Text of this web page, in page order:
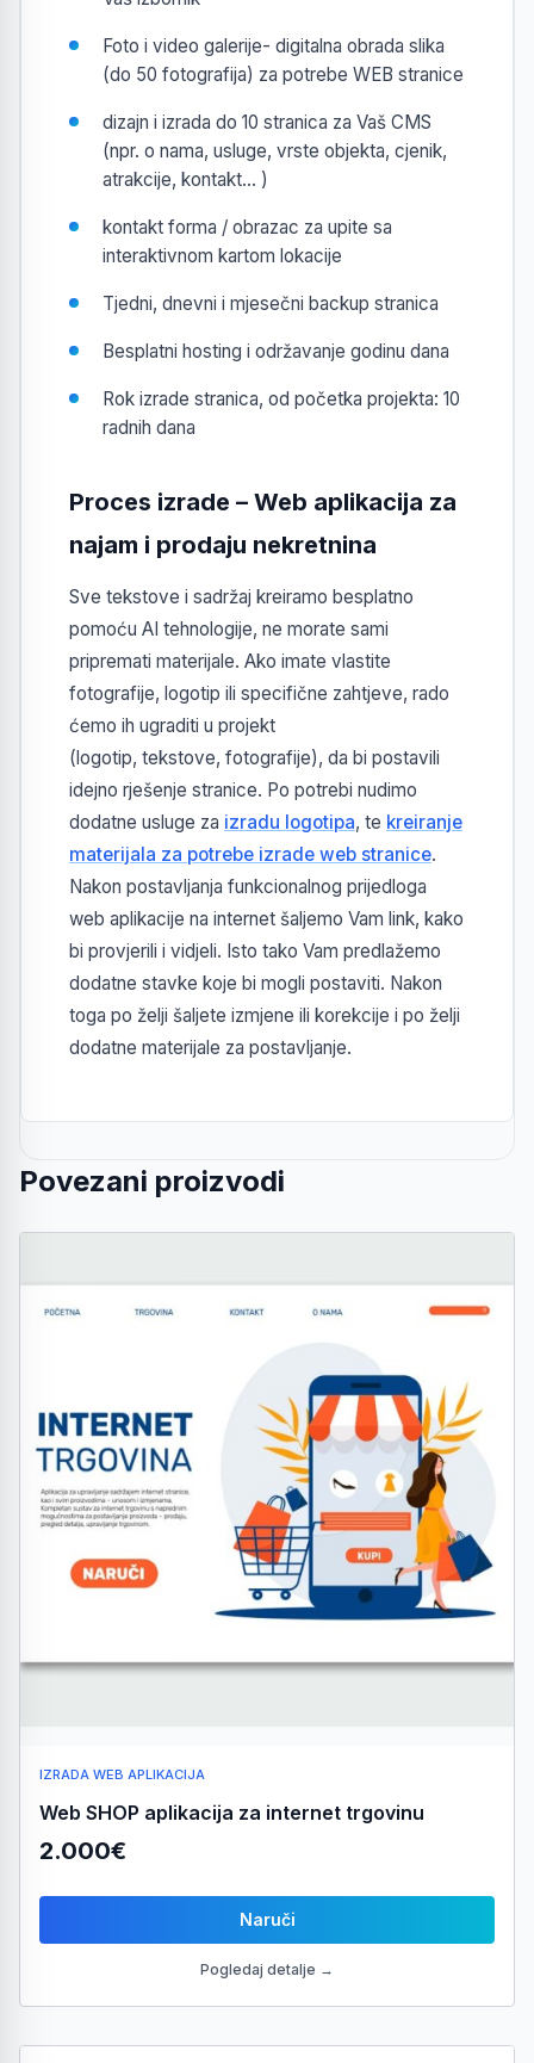
Foto i video galerije- digitalna obrada slika
(do 50 fotografija) za potrebe WEB stranice
dizajn i izrada do 10 stranica za Vaš CMS
(npr. o nama, usluge, vrste objekta, cjenik,
atrakcije, kontakt… )
kontakt forma / obrazac za upite sa
interaktivnom kartom lokacije
Tjedni, dnevni i mjesečni backup stranica
Besplatni hosting i održavanje godinu dana
Rok izrade stranica, od početka projekta: 10
radnih dana
Proces izrade – Web aplikacija za
najam i prodaju nekretnina
Sve tekstove i sadržaj kreiramo besplatno
pomoću AI tehnologije, ne morate sami
pripremati materijale. Ako imate vlastite
fotografije, logotip ili specifične zahtjeve, rado
ćemo ih ugraditi u projekt
(logotip, tekstove, fotografije), da bi postavili
idejno rješenje stranice. Po potrebi nudimo
dodatne usluge za izradu logotipa, te kreiranje
materijala za potrebe izrade web stranice.
Nakon postavljanja funkcionalnog prijedloga
web aplikacije na internet šaljemo Vam link, kako
bi provjerili i vidjeli. Isto tako Vam predlažemo
dodatne stavke koje bi mogli postaviti. Nakon
toga po želji šaljete izmjene ili korekcije i po želji
dodatne materijale za postavljanje.
Povezani proizvodi
IZRADA WEB APLIKACIJA
Web SHOP aplikacija za internet trgovinu
2.000€
Naruči
Pogledaj detalje →